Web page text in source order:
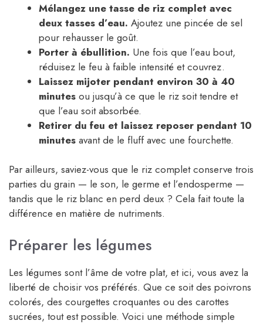
Mélangez une tasse de riz complet avec
deux tasses d’eau. Ajoutez une pincée de sel
pour rehausser le goût.
Porter à ébullition. Une fois que l’eau bout,
réduisez le feu à faible intensité et couvrez.
Laissez mijoter pendant environ 30 à 40
minutes ou jusqu’à ce que le riz soit tendre et
que l’eau soit absorbée.
Retirer du feu et laissez reposer pendant 10
minutes avant de le fluff avec une fourchette.
Par ailleurs, saviez-vous que le riz complet conserve trois
parties du grain — le son, le germe et l’endosperme —
tandis que le riz blanc en perd deux ? Cela fait toute la
différence en matière de nutriments.
Préparer les légumes
Les légumes sont l’âme de votre plat, et ici, vous avez la
liberté de choisir vos préférés. Que ce soit des poivrons
colorés, des courgettes croquantes ou des carottes
sucrées, tout est possible. Voici une méthode simple